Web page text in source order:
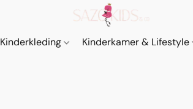
Kinderkleding Kinderkamer & Lifestyle